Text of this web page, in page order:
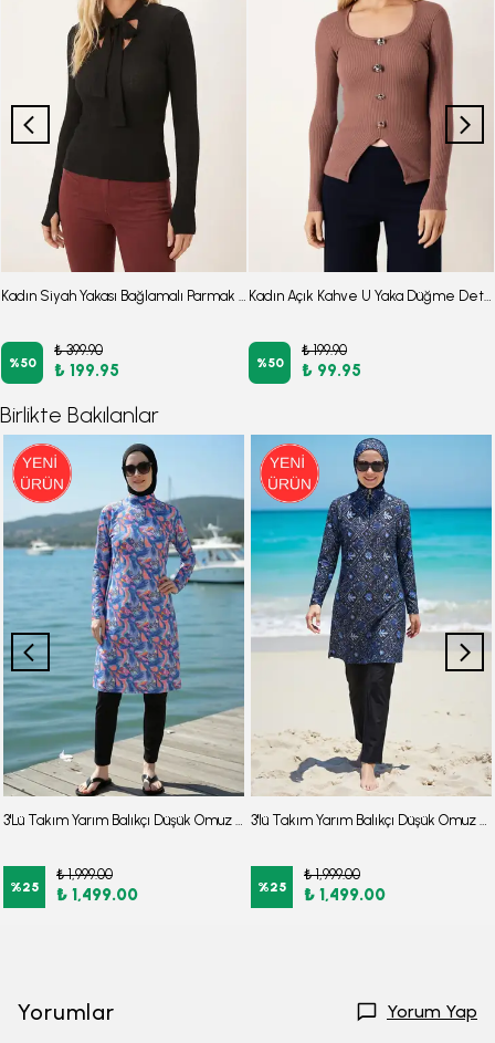
Kadın Siyah Yakası Bağlamalı Parmak Geçmeli Bluz ARM-26K001067
%50
₺ 399.90
₺ 199.95
Kadın Açık Kahve U Yaka Düğme Detaylı Önden Yırtmaçlı Yumuşak Dokulu Bluz ARM-26K001038
%50
₺ 199.90
₺ 99.95
Birlikte Bakılanlar
3'Lü Takım Yarım Balıkçı Düşük Omuz Yarasakol Likralı Kumaş Burkini Tesettür Mayo D48
%25
₺ 1,999.00
₺ 1,499.00
3'lü Takım Yarım Balıkçı Düşük Omuz Yarasakol Likralı Kumaş Burkini Tesettür Mayo D32
%25
₺ 1,999.00
₺ 1,499.00
Yorumlar Yorum Yap